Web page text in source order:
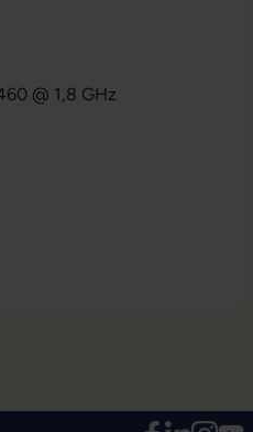
@ 1,8 GHz